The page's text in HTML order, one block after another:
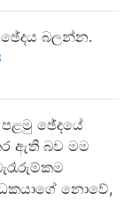
බලන්න.
ඡේදයේ
ඇති බව මම
නොවේ,